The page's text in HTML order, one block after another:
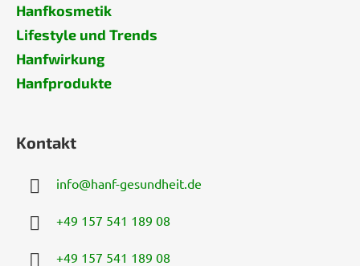
Hanfkosmetik
Lifestyle und Trends
Hanfwirkung
Hanfprodukte
Kontakt
info@hanf-gesundheit.de
+49 157 541 189 08
+49 157 541 189 08